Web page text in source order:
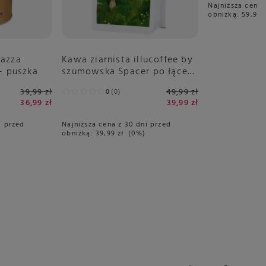
puszka
39,99 zł
36,99 zł
przed
0 0
Kawa ziarnista illucoffee by
szumowska Spacer po łące
49,99 zł
39,99 zł
Najniższa cena z 30 dni przed
obniżką: 39,99 zł 0%
Najniższa
obniżką: 59,97